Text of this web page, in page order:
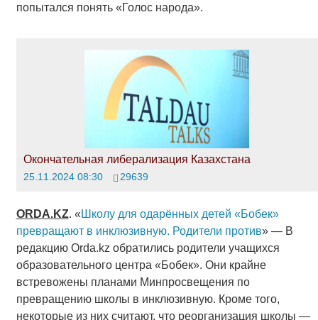
попытался понять «Голос народа».
Окончательная либерализация Казахстана
25.11.2024 08:30 29639
ORDA.KZ. « Школу для одарённых детей «Бобек»
превращают в инклюзивную. Родители против» — В
редакцию Orda.kz обратились родители учащихся
образовательного центра «Бобек». Они крайне
встревожены планами Минпросвещения по
превращению школы в инклюзивную. Кроме того,
некоторые из них считают, что реорганизация школы —